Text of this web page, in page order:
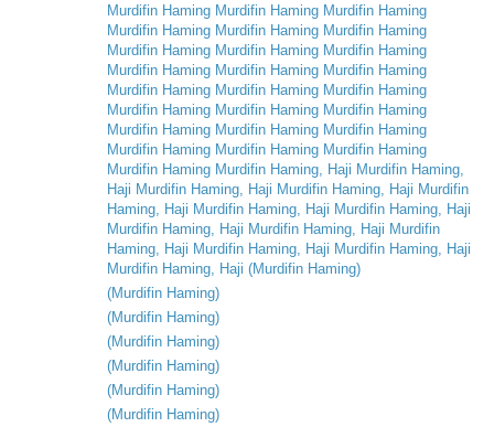
Murdifin Haming Murdifin Haming Murdifin Haming
Murdifin Haming Murdifin Haming Murdifin Haming
Murdifin Haming Murdifin Haming Murdifin Haming
Murdifin Haming Murdifin Haming Murdifin Haming
Murdifin Haming Murdifin Haming Murdifin Haming
Murdifin Haming Murdifin Haming Murdifin Haming
Murdifin Haming Murdifin Haming Murdifin Haming
Murdifin Haming Murdifin Haming Murdifin Haming
Murdifin Haming Murdifin Haming, Haji Murdifin Haming,
Haji Murdifin Haming, Haji Murdifin Haming, Haji Murdifin
Haming, Haji Murdifin Haming, Haji Murdifin Haming, Haji
Murdifin Haming, Haji Murdifin Haming, Haji Murdifin
Haming, Haji Murdifin Haming, Haji Murdifin Haming, Haji
Murdifin Haming, Haji (Murdifin Haming)
(Murdifin Haming)
(Murdifin Haming)
(Murdifin Haming)
(Murdifin Haming)
(Murdifin Haming)
(Murdifin Haming)